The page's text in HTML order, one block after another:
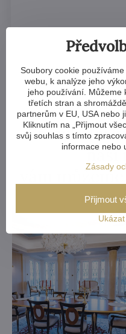
Kterýkoliv
naší
vám
Soubory cookie
webu, k analýze jeho
jeho používání. Můžeme
třetích stran a
partnerům v EU, USA nebo
Kliknutím na „Přijmout
svůj souhlas s tímto
informace nebo
Zásady
Přijmout